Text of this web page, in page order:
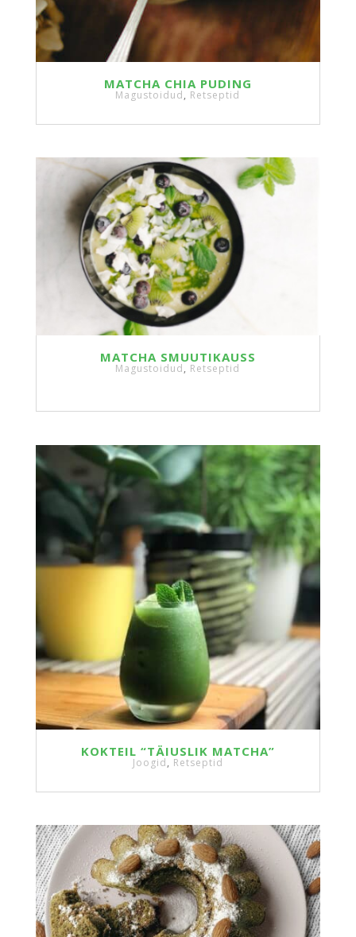
MATCHA CHIA PUDING
Magustoidud, Retseptid
MATCHA SMUUTIKAUSS
Magustoidud, Retseptid
KOKTEIL “TÄIUSLIK MATCHA”
Joogid, Retseptid